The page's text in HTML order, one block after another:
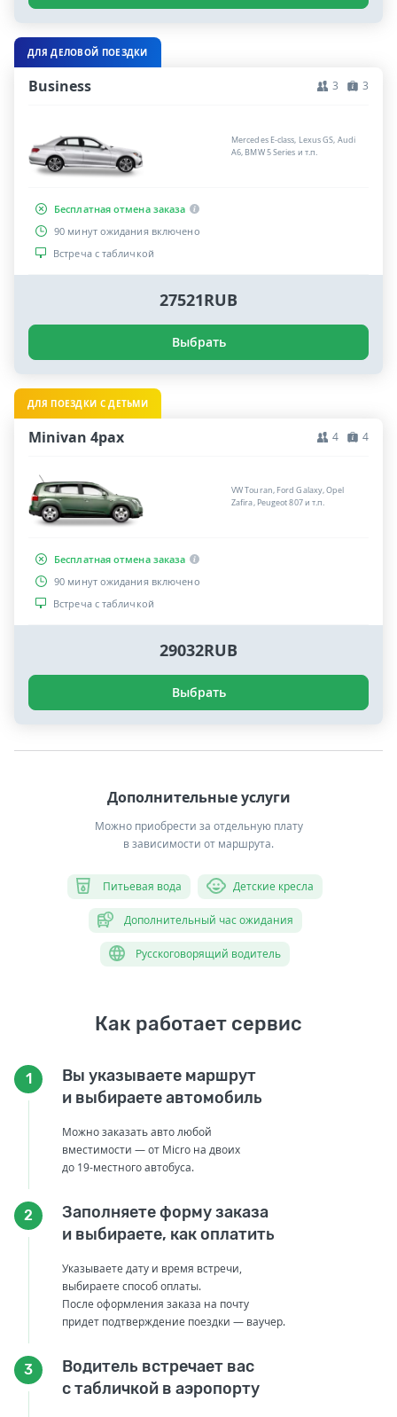
ДЛЯ ДЕЛОВОЙ ПОЕЗДКИ
Business 3 3
Mercedes E-class, Lexus GS, Audi
A6, BMW 5 Series и т.п.
Бесплатная отмена заказа
90 минут ожидания включено
Встреча с табличкой
27521RUB
Выбрать
ДЛЯ ПОЕЗДКИ С ДЕТЬМИ
Minivan 4pax 4 4
VW Touran, Ford Galaxy, Opel
Zafira, Peugeot 807 и т.п.
Бесплатная отмена заказа
90 минут ожидания включено
Встреча с табличкой
29032RUB
Выбрать
Дополнительные услуги
Можно приобрести за отдельную плату
в зависимости от маршрута.
Питьевая вода Детские кресла
Дополнительный час ожидания
Русскоговорящий водитель
Как работает сервис
1
Вы указываете маршрут
и выбираете автомобиль
Можно заказать авто любой
вместимости — от Micro на двоих
до 19-местного автобуса.
2
Заполняете форму заказа
и выбираете, как оплатить
Указываете дату и время встречи,
выбираете способ оплаты.
После оформления заказа на почту
придет подтверждение поездки — ваучер.
3
Водитель встречает вас
с табличкой в аэропорту